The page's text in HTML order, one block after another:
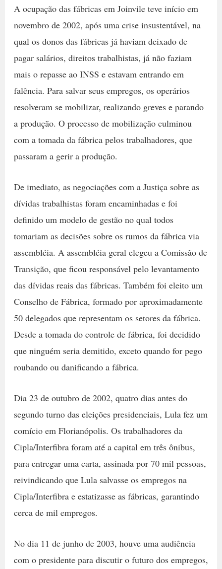
A ocupação das fábricas em Joinvile teve início em
novembro de 2002, após uma crise insustentável, na
qual os donos das fábricas já haviam deixado de
pagar salários, direitos trabalhistas, já não faziam
mais o repasse ao INSS e estavam entrando em
falência. Para salvar seus empregos, os operários
resolveram se mobilizar, realizando greves e parando
a produção. O processo de mobilização culminou
com a tomada da fábrica pelos trabalhadores, que
passaram a gerir a produção.
De imediato, as negociações com a Justiça sobre as
dívidas trabalhistas foram encaminhadas e foi
definido um modelo de gestão no qual todos
tomariam as decisões sobre os rumos da fábrica via
assembléia. A assembléia geral elegeu a Comissão de
Transição, que ficou responsável pelo levantamento
das dívidas reais das fábricas. Também foi eleito um
Conselho de Fábrica, formado por aproximadamente
50 delegados que representam os setores da fábrica.
Desde a tomada do controle de fábrica, foi decidido
que ninguém seria demitido, exceto quando for pego
roubando ou danificando a fábrica.
Dia 23 de outubro de 2002, quatro dias antes do
segundo turno das eleições presidenciais, Lula fez um
comício em Florianópolis. Os trabalhadores da
Cipla/Interfibra foram até a capital em três ônibus,
para entregar uma carta, assinada por 70 mil pessoas,
reivindicando que Lula salvasse os empregos na
Cipla/Interfibra e estatizasse as fábricas, garantindo
cerca de mil empregos.
No dia 11 de junho de 2003, houve uma audiência
com o presidente para discutir o futuro dos empregos,